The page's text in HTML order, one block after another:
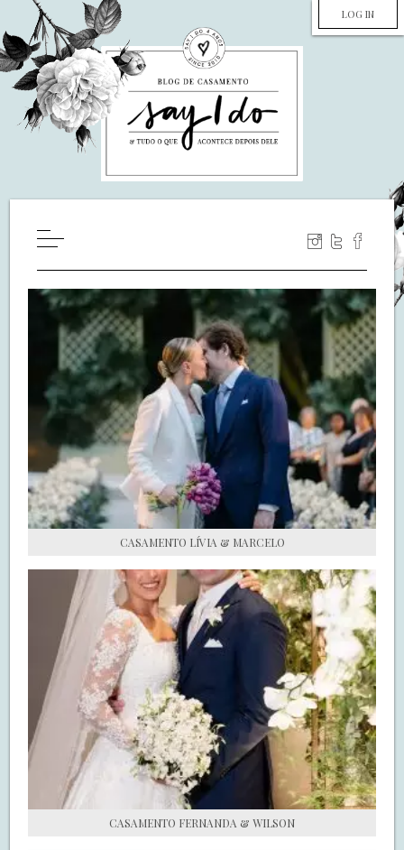
LOG IN
WILL YOU MARRY ME?
LUA DE MEL
COZINHA
DECORAÇÃO
DE NOIVA PRA NOIVA
S.O.S CASADAS
FALE COM O SAY I DO
CASAMENTO LÍVIA & MARCELO
CASAMENTO FERNANDA & WILSON